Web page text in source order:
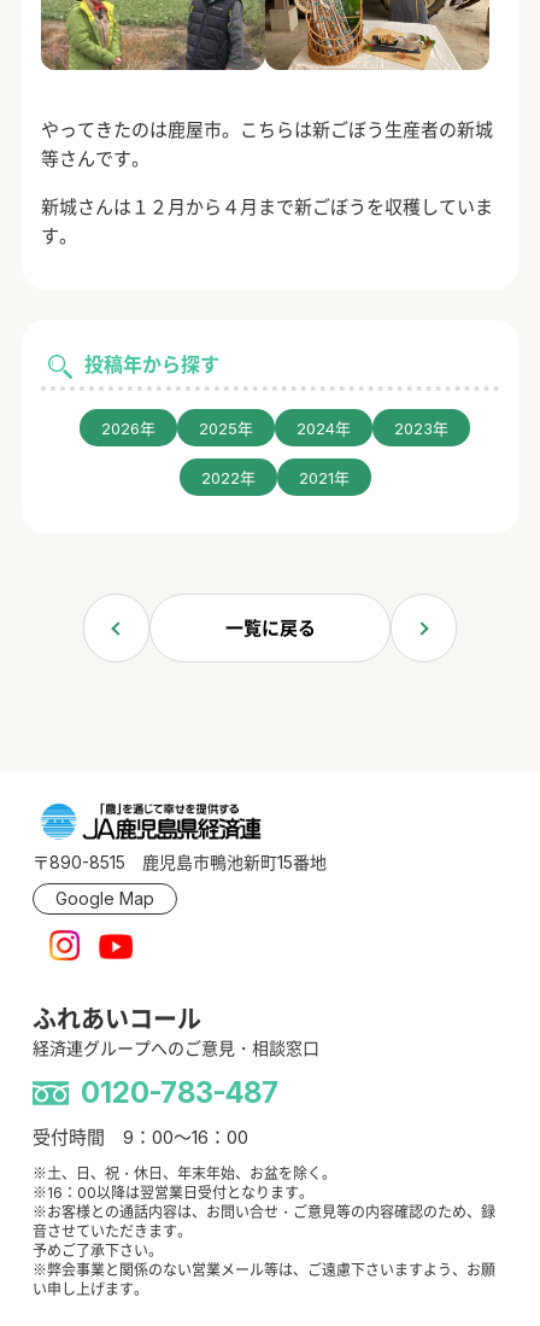
投稿年から探す
2026年 2025年 2024年 2023年
2022年 2021年
やってきたのは鹿屋市。こちらは新ごぼう生産者の新城
等さんです。
新城さんは１２月から４月まで新ごぼうを収穫していま
す。
一覧に戻る
〒890-8515 鹿児島市鴨池新町15番地
Google Map
ふれあいコール
経済連グループへのご意見・相談窓口
0120-783-487
受付時間 9：00～16：00
※土、日、祝・休日、年末年始、お盆を除く。
※16：00以降は翌営業日受付となります。
※お客様との通話内容は、お問い合せ・ご意見等の内容確認のため、録
音させていただきます。
予めご了承下さい。
※弊会事業と関係のない営業メール等は、ご遠慮下さいますよう、お願
い申し上げます。